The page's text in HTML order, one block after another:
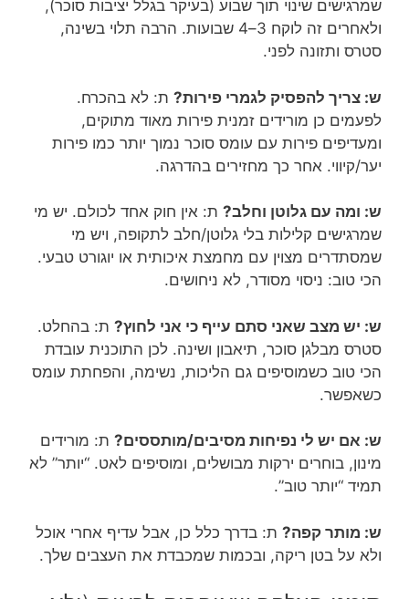
שמרגישים שינוי תוך שבוע (בעיקר בגלל יציבות סוכר),
ולאחרים זה לוקח 3–4 שבועות. הרבה תלוי בשינה,
סטרס ותזונה לפני.
ש: צריך להפסיק לגמרי פירות? ת: לא בהכרח.
לפעמים כן מורידים זמנית פירות מאוד מתוקים,
ומעדיפים פירות עם עומס סוכר נמוך יותר כמו פירות
יער/קיווי. אחר כך מחזירים בהדרגה.
ש: ומה עם גלוטן וחלב? ת: אין חוק אחד לכולם. יש מי
שמרגישים קלילות בלי גלוטן/חלב לתקופה, ויש מי
שמסתדרים מצוין עם מחמצת איכותית או יוגורט טבעי.
הכי טוב: ניסוי מסודר, לא ניחושים.
ש: יש מצב שאני סתם עייף כי אני לחוץ? ת: בהחלט.
סטרס מבלגן סוכר, תיאבון ושינה. לכן התוכנית עובדת
הכי טוב כשמוסיפים גם הליכות, נשימה, והפחתת עומס
כשאפשר.
ש: אם יש לי נפיחות מסיבים/מותססים? ת: מורידים
מינון, בוחרים ירקות מבושלים, ומוסיפים לאט. “יותר” לא
תמיד “יותר טוב”.
ש: מותר קפה? ת: בדרך כלל כן, אבל עדיף אחרי אוכל
ולא על בטן ריקה, ובכמות שמכבדת את העצבים שלך.